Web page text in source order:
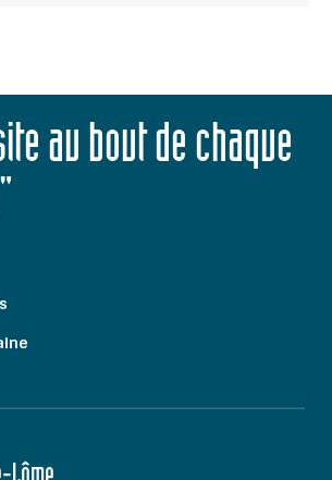
au bout de chaque